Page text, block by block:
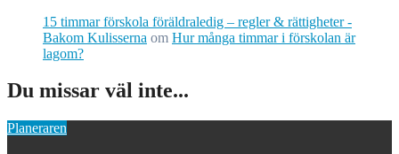
15 timmar förskola föräldraledig – regler & rättigheter -
Bakom Kulisserna om Hur många timmar i förskolan är
lagom?
Du missar väl inte...
Planeraren